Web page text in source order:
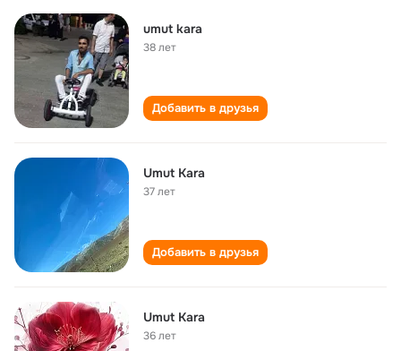
umut kara
38 лет
Добавить в друзья
Umut Kara
37 лет
Добавить в друзья
Umut Kara
36 лет